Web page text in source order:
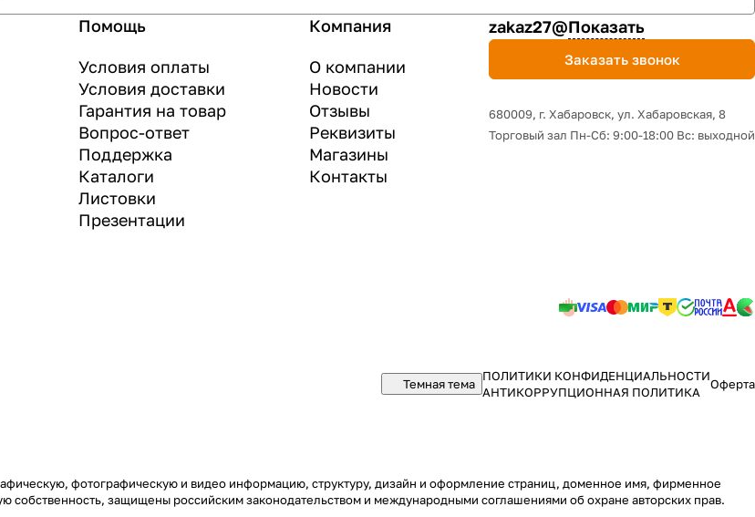
Помощь
Условия оплаты
Условия доставки
Гарантия на товар
Вопрос-ответ
Поддержка
Каталоги
Листовки
Презентации
Компания
О компании
Новости
Отзывы
Реквизиты
Магазины
Контакты
zakaz27@Показать
Заказать звонок
680009, г. Хабаровск, ул. Хабаровская, 8
Торговый зал Пн-Сб: 9:00-18:00 Вс: выходной
Темная тема
ПОЛИТИКИ КОНФИДЕНЦИАЛЬНОСТИ
АНТИКОРРУПЦИОННАЯ ПОЛИТИКА
Оферта
фотографическую и видео информацию, структуру, дизайн и оформление страниц, доменное имя, фирменное
собственность, защищены российским законодательством и международными соглашениями об охране авторских прав.